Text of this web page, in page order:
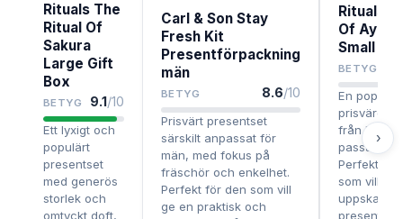
Rituals The
Ritual Of
Sakura
Large Gift
Box
BETYG 9.1/10
Ett lyxigt och
populärt
presentset
med generös
storlek och
omtyckt doft,
Carl & Son Stay
Fresh Kit
Presentförpackning
män
BETYG 8.6/10
Prisvärt presentset
särskilt anpassat för
män, med fokus på
fräschör och enkelhet.
Perfekt för den som vill
ge en praktisk och
Rituals
Of
Small
BETYG
En populär
prisvärd
från
passar de
Perfekt för
som vill ge
uppskattad
present
›